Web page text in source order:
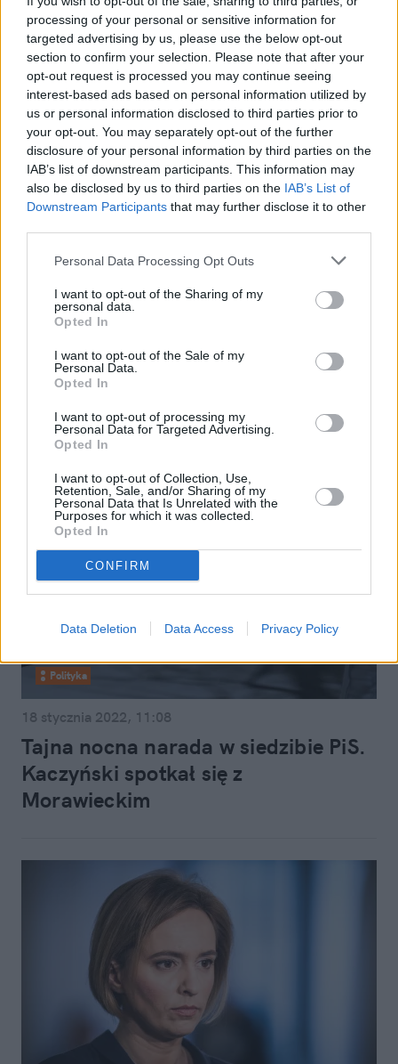
processing of your personal or sensitive information for
targeted advertising by us, please use the below opt-out
section to confirm your selection. Please note that after your
opt-out request is processed you may continue seeing
interest-based ads based on personal information utilized by
us or personal information disclosed to third parties prior to
your opt-out. You may separately opt-out of the further
disclosure of your personal information by third parties on the
IAB’s list of downstream participants. This information may
also be disclosed by us to third parties on the IAB’s List of
Downstream Participants that may further disclose it to other
Personal Data Processing Opt Outs
I want to opt-out of the Sharing of my
personal data.
Opted In
I want to opt-out of the Sale of my
Personal Data.
Opted In
I want to opt-out of processing my
Personal Data for Targeted Advertising.
Opted In
I want to opt-out of Collection, Use,
Retention, Sale, and/or Sharing of my
Personal Data that Is Unrelated with the
Purposes for which it was collected.
Opted In
CONFIRM
Data Deletion Data Access Privacy Policy
19 stycznia 2022, 21:55
Polski Ład pod lupą Andrzeja Dudy.
Prezydent złożył poprawki do
Polityka
18 stycznia 2022, 11:08
Tajna nocna narada w siedzibie PiS.
Kaczyński spotkał się z
Morawieckim